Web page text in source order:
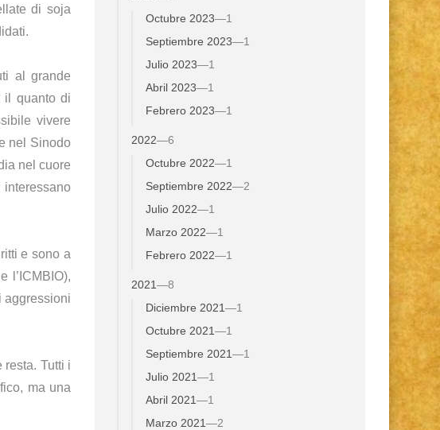
di soja
al grande
il quanto di
vivere
nel Sinodo
nel cuore
e sono a
l’ICMBIO),
aggressioni
resta. Tutti i
ma una
Octubre 2023—1
Septiembre 2023—1
Julio 2023—1
Abril 2023—1
Febrero 2023—1
2022—6
Octubre 2022—1
Septiembre 2022—2
Julio 2022—1
Marzo 2022—1
Febrero 2022—1
2021—8
Diciembre 2021—1
Octubre 2021—1
Septiembre 2021—1
Julio 2021—1
Abril 2021—1
Marzo 2021—2